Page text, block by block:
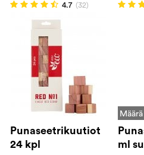
4.7 (32)
Punaseetrikuutiot
24 kpl
ml